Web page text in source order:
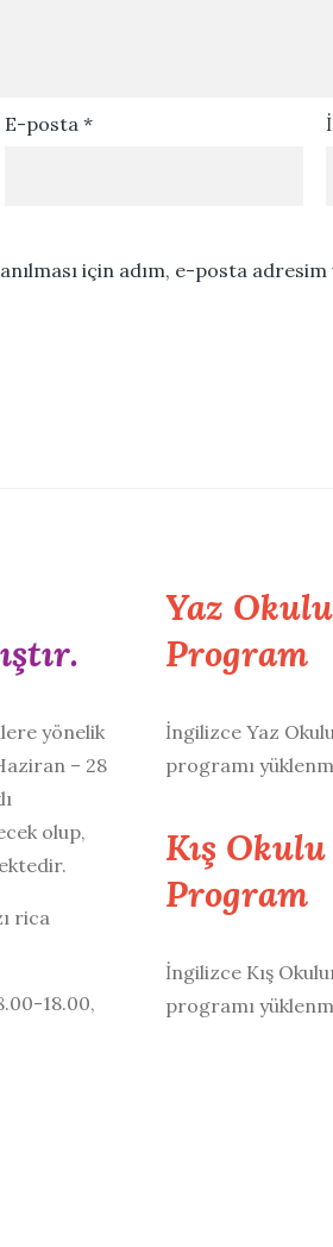
E-posta *
için adım, e-posta
yönelik
– 28
olup,
rica
18.00,
Yaz
Program
İngilizce Yaz
programı
Kış
Program
İngilizce Kış
programı